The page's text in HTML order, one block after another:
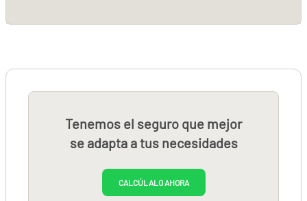
Tenemos el seguro que mejor
se adapta a tus necesidades
CALCÚLALO AHORA